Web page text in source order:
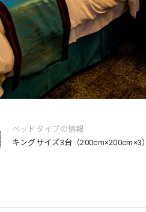
ベッドタイプの情報
キングサイズ3台（200cm×200cm×3）